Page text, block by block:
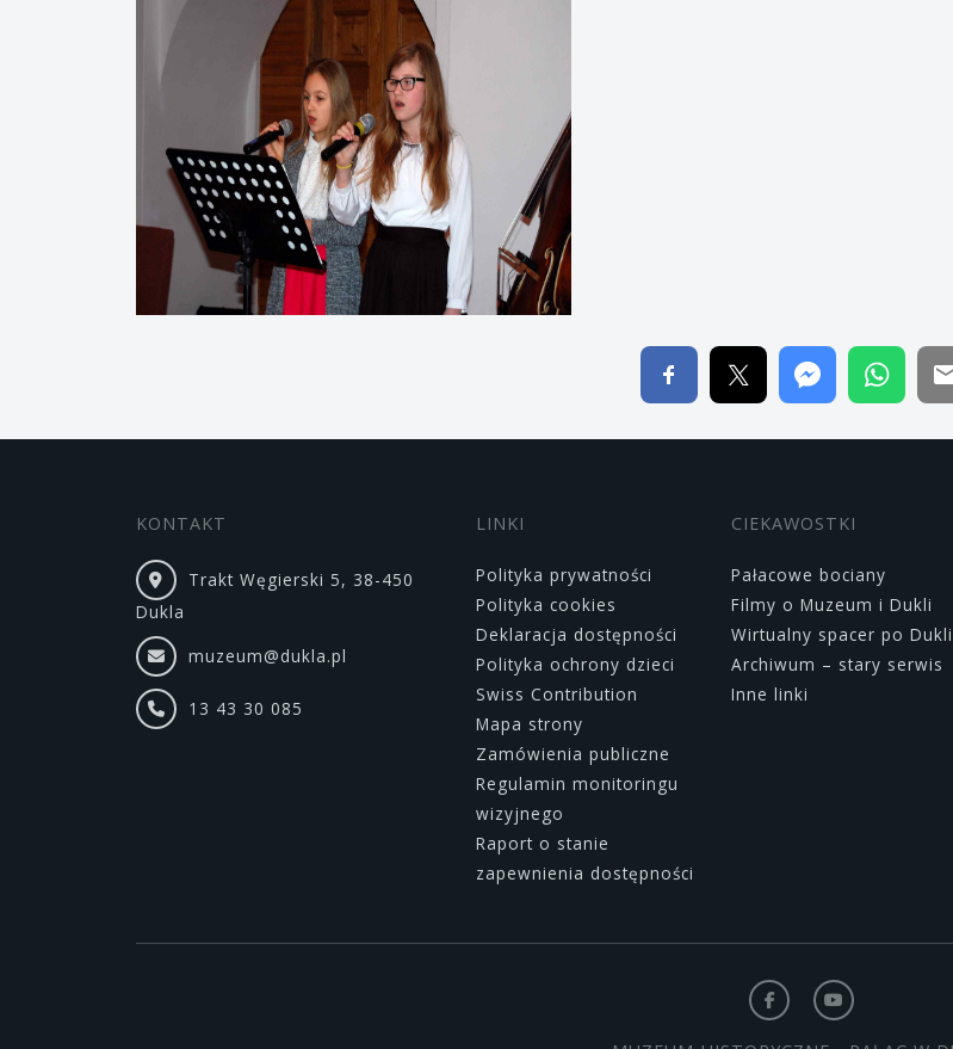
KONTAKT
Trakt Węgierski 5, 38-450
Dukla
muzeum@dukla.pl
13 43 30 085
LINKI
Polityka prywatności
Polityka cookies
Deklaracja dostępności
Polityka ochrony dzieci
Swiss Contribution
Mapa strony
Zamówienia publiczne
Regulamin monitoringu
wizyjnego
Raport o stanie
zapewnienia dostępności
CIEKAWOSTKI
Pałacowe bociany
Filmy o Muzeum i Dukli
Wirtualny spacer po Dukli
Archiwum – stary serwis
Inne linki